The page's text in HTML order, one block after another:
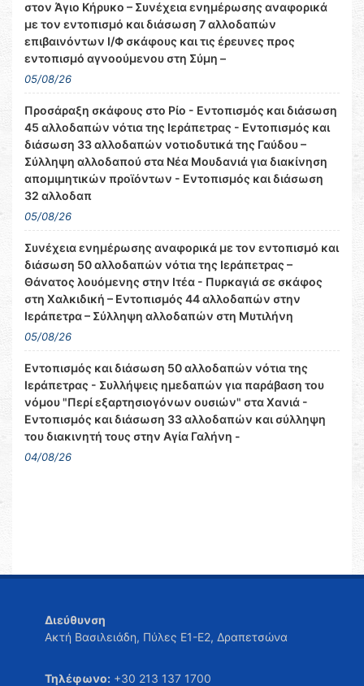
στον Άγιο Κήρυκο – Συνέχεια ενημέρωσης αναφορικά
με τον εντοπισμό και διάσωση 7 αλλοδαπών
επιβαινόντων Ι/Φ σκάφους και τις έρευνες προς
εντοπισμό αγνοούμενου στη Σύμη –
05/08/26
Προσάραξη σκάφους στο Ρίο - Εντοπισμός και διάσωση
45 αλλοδαπών νότια της Ιεράπετρας - Εντοπισμός και
διάσωση 33 αλλοδαπών νοτιοδυτικά της Γαύδου –
Σύλληψη αλλοδαπού στα Νέα Μουδανιά για διακίνηση
απομιμητικών προϊόντων - Εντοπισμός και διάσωση
32 αλλοδαπ
05/08/26
Συνέχεια ενημέρωσης αναφορικά με τον εντοπισμό και
διάσωση 50 αλλοδαπών νότια της Ιεράπετρας –
Θάνατος λουόμενης στην Ιτέα - Πυρκαγιά σε σκάφος
στη Χαλκιδική – Εντοπισμός 44 αλλοδαπών στην
Ιεράπετρα – Σύλληψη αλλοδαπών στη Μυτιλήνη
05/08/26
Εντοπισμός και διάσωση 50 αλλοδαπών νότια της
Ιεράπετρας - Συλλήψεις ημεδαπών για παράβαση του
νόμου "Περί εξαρτησιογόνων ουσιών" στα Χανιά -
Εντοπισμός και διάσωση 33 αλλοδαπών και σύλληψη
του διακινητή τους στην Αγία Γαλήνη -
04/08/26
Διεύθυνση
Ακτή Βασιλειάδη, Πύλες Ε1-Ε2, Δραπετσώνα
Τηλέφωνο: +30 213 137 1700